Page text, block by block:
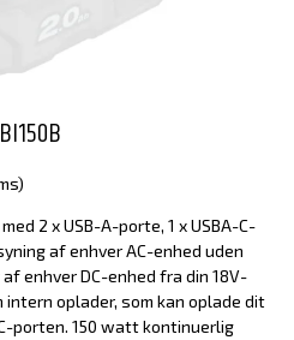
2 x USB-A-porte, 1 x USBA-C-
af enhver AC-enhed uden
enhver DC-enhed fra din 18V-
oplader, som kan oplade dit
porten. 150 watt kontinuerlig